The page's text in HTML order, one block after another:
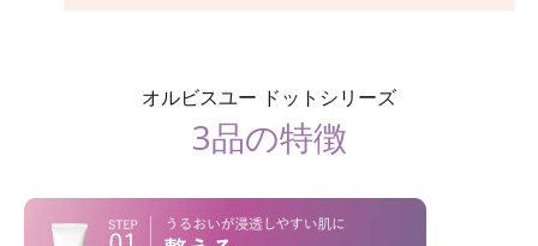
オルビスユー ドットシリーズ
3品の特徴